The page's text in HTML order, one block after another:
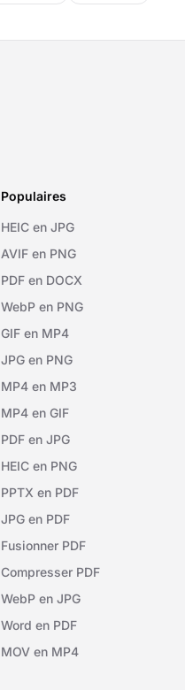
Populaires
HEIC en JPG
AVIF en PNG
PDF en DOCX
WebP en PNG
GIF en MP4
JPG en PNG
MP4 en MP3
MP4 en GIF
PDF en JPG
HEIC en PNG
PPTX en PDF
JPG en PDF
Fusionner PDF
Compresser PDF
WebP en JPG
Word en PDF
MOV en MP4